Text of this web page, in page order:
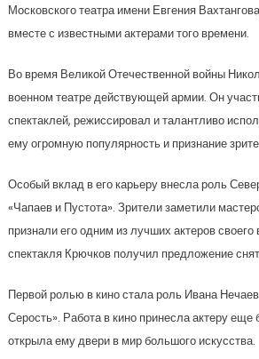
Московского театра имени Евгения
вместе с известными актерами того времени.
Во время Великой Отечественной войны
военном театре действующей армии. Он
спектаклей, режиссировал и талантливо
ему огромную популярность и признание
Особый вклад в его карьеру внесла роль
«Чапаев и Пустота». Зрители заметили
признали его одним из лучших актеров
спектакля Крючков получил предложение
Первой ролью в кино стала роль Ивана
Серость». Работа в кино принесла актеру
открыла ему двери в мир большого искусства.